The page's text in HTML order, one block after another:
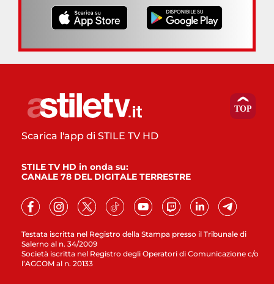
Testata iscritta nel Registro della Stampa presso il Tribunale di
Salerno al n. 34/2009
Società iscritta nel Registro degli Operatori di Comunicazione c/o
l’AGCOM al n. 20133
Scarica l'app di STILE TV HD
STILE TV HD in onda su:
CANALE 78 DEL DIGITALE TERRESTRE